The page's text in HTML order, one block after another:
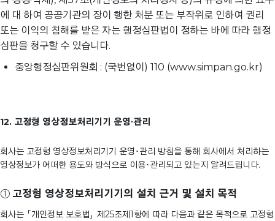
에 대 하여 공공기관의 장이 행한 처분 또는 부작위로 인하여 권리
또는 이익의 침해를 받은 자는 행정심판법이 정하는 바에 따라 행정
심판을 청구할 수 있습니다.
중앙행정심판위원회 : (국번없이) 110 (www.simpan.go.kr)
12. 고정형 영상정보처리기기 운영∙관리
회사는 고정형 영상정보처리기기 운영･관리 방침을 통해 회사에서 처리하는
영상정보가 어떠한 용도와 방식으로 이용･관리되고 있는지 알려드립니다.
① 고정형 영상정보처리기기의 설치 근거 및 설치 목적
회사는 「개인정보 보호법」 제25조제1항에 따라 다음과 같은 목적으로 고정형